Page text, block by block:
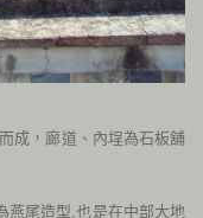
成，廊道、內埕為石板舖
燕尾造型,也是在中部大地